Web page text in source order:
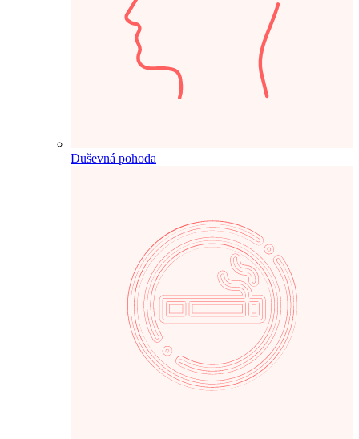
Duševná pohoda